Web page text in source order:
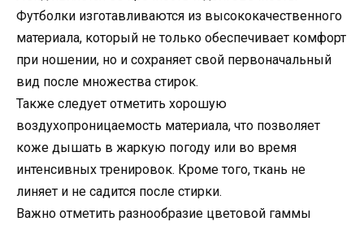
Футболки изготавливаются из высококачественного
материала, который не только обеспечивает комфорт
при ношении, но и сохраняет свой первоначальный
вид после множества стирок.
Также следует отметить хорошую
воздухопроницаемость материала, что позволяет
коже дышать в жаркую погоду или во время
интенсивных тренировок. Кроме того, ткань не
линяет и не садится после стирки.
Важно отметить разнообразие цветовой гаммы